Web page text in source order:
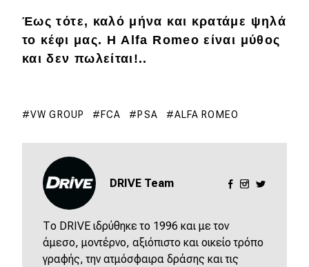
Αγώνες
Formula 1
WRC
Eco
Νέα
Τεχνολογία
Mobility
Σταθμοί φόρτισης
Έως τότε, καλό μήνα και κρατάμε ψηλά
το κέφι μας. Η Alfa Romeo είναι μύθος
και δεν πωλείται!..
VW GROUP FCA PSA ALFA ROMEO
DRIVE Team
Το DRIVE ιδρύθηκε το 1996 και με τον
άμεσο, μοντέρνο, αξιόπιστο και οικείο τρόπο
γραφής, την ατμόσφαιρα δράσης και τις